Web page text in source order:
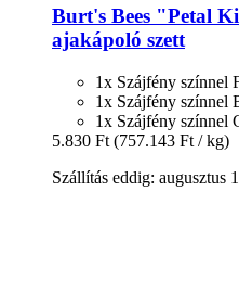
Burt's Bees "Petal
ajakápoló szett
1x Szájfény színnel
1x Szájfény színnel
1x Szájfény színnel
5.830 Ft (757.143 Ft / kg)
Szállítás eddig: augusztus